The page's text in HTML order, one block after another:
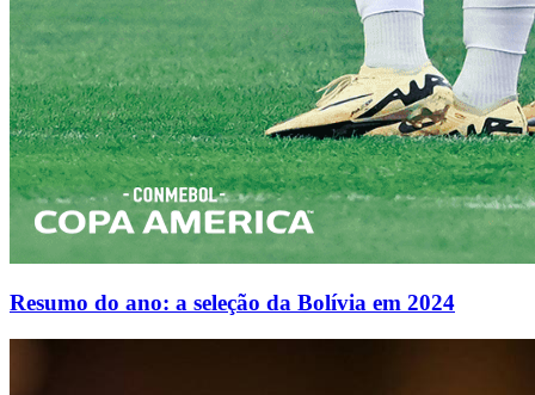
Resumo do ano: a seleção da Bolívia em 2024